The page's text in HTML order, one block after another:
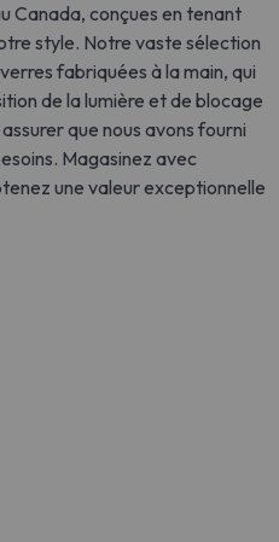
Canada, conçues en tenant
style. Notre vaste sélection
fabriquées à la main, qui
de la lumière et de blocage
que nous avons fourni
Magasinez avec
une valeur exceptionnelle